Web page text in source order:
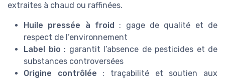
extraites à chaud ou raffinées.
Huile pressée à froid
: gage de qualité et de
respect de l’environnement
Label bio : garantit l’absence de pesticides et de
substances controversées
Origine contrôlée : traçabilité et soutien aux